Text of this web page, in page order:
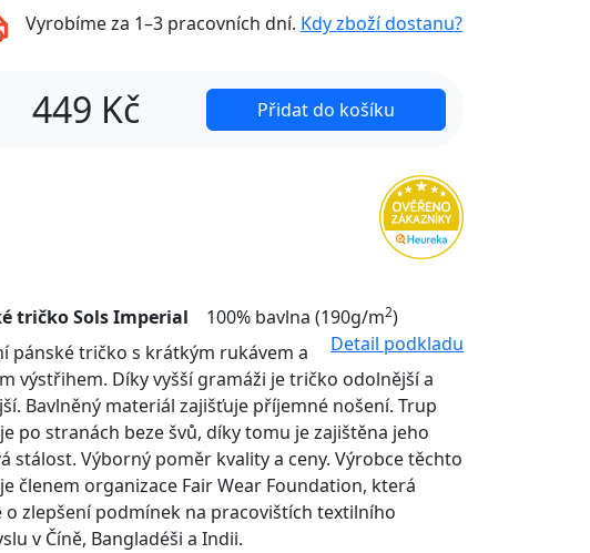
Vyrobíme za 1–3 pracovních dní. Kdy zboží dostanu?
449 Kč Přidat do košíku
tričko Sols Imperial 100% bavlna (190g/m2)
Detail podkladu
pánské tričko s krátkým rukávem a
výstřihem. Díky vyšší gramáži je tričko odolnější a
Bavlněný materiál zajišťuje příjemné nošení. Trup
po stranách beze švů, díky tomu je zajištěna jeho
stálost. Výborný poměr kvality a ceny. Výrobce těchto
členem organizace Fair Wear Foundation, která
o zlepšení podmínek na pracovištích textilního
v Číně, Bangladéši a Indii.